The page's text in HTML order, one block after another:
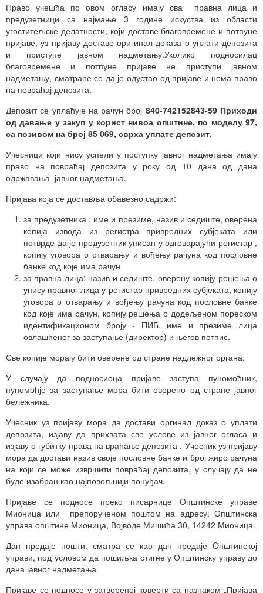
Право учешћа по овом огласу имају сва правна лица и
предузетници са најмање 3 године искуства из области
угоститељске делатности, који доставе благовремене и потпуне
пријаве, уз пријаву доставе оригинал доказа о уплати депозита
и приступе јавном надметању.Уколико подносилац
благовремене и потпуне пријаве не приступи јавном
надметању, сматраће се да је одустао од пријаве и нема право
на повраћај депозита.
Депозит се уплаћује на рачун број 840-742152843-59 Приходи
од давање у закуп у корист нивоа општине, по моделу 97,
са позивом на број 85 069, сврха уплате депозит.
Учесници који нису успели у поступку јавног надметања имају
право на повраћај депозита у року од 10 дана од дана
одржавања јавног надметања.
Пријава која се доставља обавезно садржи:
за предузетника : име и презиме, назив и седиште, оверена
копија извода из регистра привредних субјеката или
потврде да је предузетник уписан у одговарајући регистар ,
копију уговора о отварању и вођењу рачуна код пословне
банке код које има рачун
за правна лица: назив и седиште, оверену копију решења о
упису правног лица у регистар привредних субјеката, копију
уговора о отварању и вођењу рачуна код пословне банке
код које има рачун, копију решења о додељеном пореском
идентификационом броју - ПИБ, име и презиме лица
овлашћеног за заступање (директор) и његов потпис.
Све копије морају бити оверене од стране надлежног органа.
У случају да подносиоца пријаве заступа пуномоћник,
пуномоћје за заступање мора бити оверено од стране јавног
бележника.
Учесник уз пријаву мора да достави оргинал доказ о уплати
депозита, изјаву да прихвата све услове из јавног огласа и
изјаву о губитку права на враћање депозита . Учесник уз пријаву
мора да достави назив своје пословне банке и број жиро рачуна
на који се може извршити повраћај депозита, у случају да не
буде изабран као најповољнији понуђач.
Пријаве се подносе преко писарнице Општинске управе
Мионица или препорученом поштом на адресу: Општинска
управа општине Мионица, Војводе Мишића 30, 14242 Мионица.
Дан предаје пошти, сматра се као дан предаје Oпштинској
управи, под условом да пошиљка стигне у Општинску управу до
дана јавног надметања.
Пријаве се подносе у затвореној коверти са назнаком „Пријава